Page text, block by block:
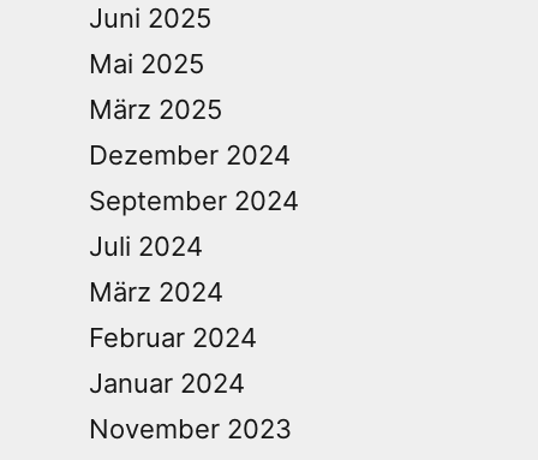
Juni 2025
Mai 2025
März 2025
Dezember 2024
September 2024
Juli 2024
März 2024
Februar 2024
Januar 2024
November 2023